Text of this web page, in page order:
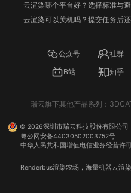
云渲染哪个平台好？选择标准与
公众号 社群
B站
知乎
瑞云旗下其他产品系列：
© 2026深圳市瑞云科技股份有限公司
粤公网安备44030502003752号
中华人民共和国增值电信业务经营许
Renderbus渲染农场 ，海量机器云渲染